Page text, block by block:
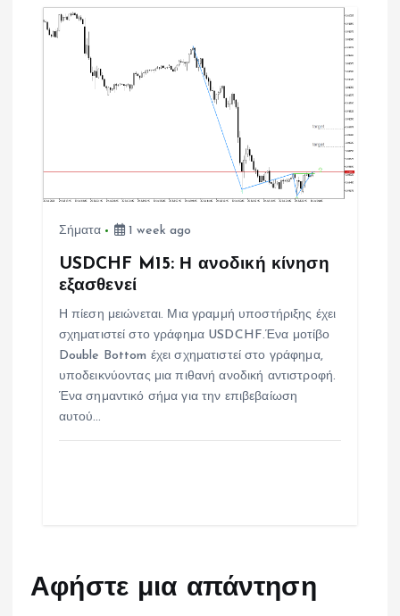
Σήματα 1 week ago
USDCHF M15: Η ανοδική κίνηση
εξασθενεί
Η πίεση μειώνεται. Μια γραμμή υποστήριξης έχει
σχηματιστεί στο γράφημα USDCHF.Ένα μοτίβο
Double Bottom έχει σχηματιστεί στο γράφημα,
υποδεικνύοντας μια πιθανή ανοδική αντιστροφή.
Ένα σημαντικό σήμα για την επιβεβαίωση
αυτού…
Αφήστε μια απάντηση